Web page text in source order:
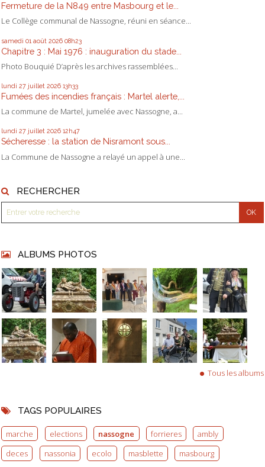
Fermeture de la N849 entre Masbourg et le...
Le Collège communal de Nassogne, réuni en séance...
samedi 01 août 2026 08h23
Chapitre 3 : Mai 1976 : inauguration du stade...
Photo Bouquié D’après les archives rassemblées...
lundi 27 juillet 2026 13h33
Fumées des incendies français : Martel alerte,...
La commune de Martel, jumelée avec Nassogne, a...
lundi 27 juillet 2026 12h47
Sécheresse : la station de Nisramont sous...
La Commune de Nassogne a relayé un appel à une...
RECHERCHER
ALBUMS PHOTOS
Tous les albums
TAGS POPULAIRES
marche elections nassogne forrieres
ambly
deces
nassonia ecolo masblette masbourg